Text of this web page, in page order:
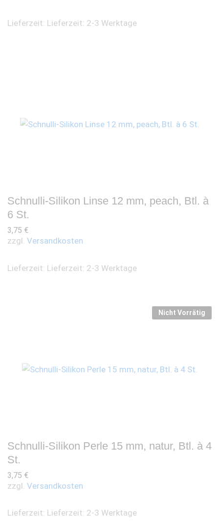
Lieferzeit: Lieferzeit: 2-3 Werktage
Schnulli-Silikon Linse 12 mm, peach, Btl. à
6 St.
3,75 €
zzgl. Versandkosten
Lieferzeit: Lieferzeit: 2-3 Werktage
Nicht Vorrätig
Schnulli-Silikon Perle 15 mm, natur, Btl. à 4
St.
3,75 €
zzgl. Versandkosten
Lieferzeit: Lieferzeit: 2-3 Werktage